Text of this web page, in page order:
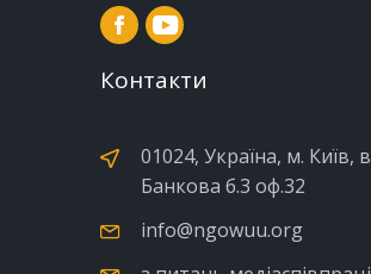
Контакти
01024, Україна, м. Київ,
Банкова б.3 оф.32
info@ngowuu.org